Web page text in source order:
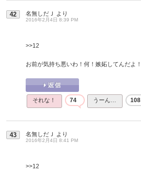
42 名無しだＪ より
2016年2月4日 8:39 PM
>>12
お前が気持ち悪いわ！何！嫉妬してんだよ！
それな！ 74 うーん… 108
43 名無しだＪ より
2016年2月4日 8:41 PM
>>12